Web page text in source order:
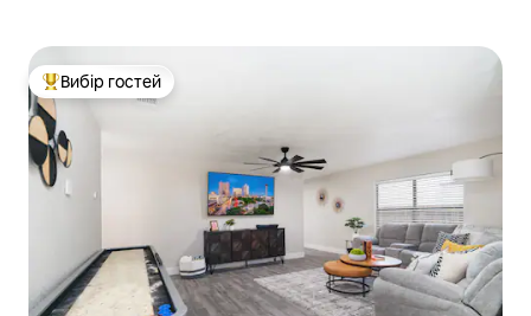
Топ вибір гостей
Вибір гостей